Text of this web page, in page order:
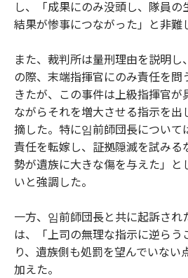
し、「成果にのみ没頭し、隊員
結果が惨事につながった」と非難
また、裁判所は量刑理由を説明
の際、末端指揮官にのみ責任を問
きたが、この事件は上級指揮官が
ながらそれを増大させる指示を
摘した。特に임前師団長について
責任を転嫁し、証拠隠滅を試みる
勢が遺族に大きな傷を与えた」と
いと強調した。
一方、임前師団長と共に起訴され
は、「上司の無理な指示に逆らう
り、遺族側も処罰を望んでいない
加えた。